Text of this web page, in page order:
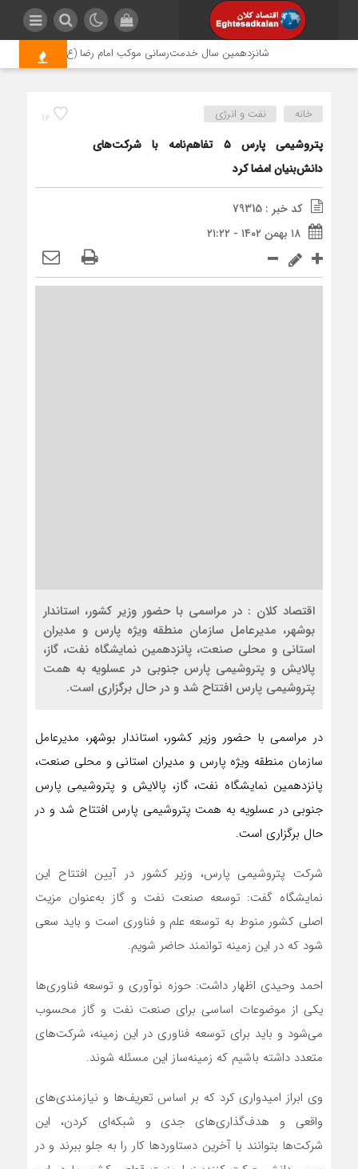
شانزدهمین سال خدمت‌رسانی موکب امام رضا (ع) پتروشیمی
16 خانه نفت و انرژی
پتروشیمی پارس ۵ تفاهم‌نامه با شرکت‌های
دانش‌بنیان امضا کرد
کد خبر : 79315
۱۸ بهمن ۱۴۰۲ - ۲۱:۲۲
اقتصاد کلان : در مراسمی با حضور وزیر کشور، استاندار
بوشهر، مدیرعامل سازمان منطقه ویژه پارس و مدیران
استانی و محلی صنعت، پانزدهمین نمایشگاه نفت، گاز،
پالایش و پتروشیمی پارس جنوبی در عسلویه به همت
پتروشیمی پارس افتتاح شد و در حال برگزاری است.
در مراسمی با حضور وزیر کشور، استاندار بوشهر، مدیرعامل
سازمان منطقه ویژه پارس و مدیران استانی و محلی صنعت،
پانزدهمین نمایشگاه نفت، گاز، پالایش و پتروشیمی پارس
جنوبی در عسلویه به همت پتروشیمی پارس افتتاح شد و در
حال برگزاری است.
شرکت پتروشیمی پارس، وزیر کشور در آیین افتتاح این
نمایشگاه گفت: توسعه صنعت نفت و گاز به‌عنوان مزیت
اصلی کشور منوط به توسعه علم و فناوری است و باید سعی
شود که در این زمینه توانمند حاضر شویم.
احمد وحیدی اظهار داشت: حوزه نوآوری و توسعه فناوری‌ها
یکی از موضوعات اساسی برای صنعت نفت و گاز محسوب
می‌شود و باید برای توسعه فناوری در این زمینه، شرکت‌های
متعدد داشته باشیم که زمینه‌ساز این مسئله شوند.
وی ابراز امیدواری کرد که بر اساس تعریف‌ها و نیازمندی‌های
واقعی و هدف‌گذاری‌های جدی و شبکه‌ای کردن، این
شرکت‌ها بتوانند با آخرین دستاوردها کار را به جلو ببرند و در